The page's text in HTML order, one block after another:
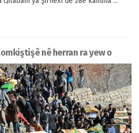
nê herran ra yew o